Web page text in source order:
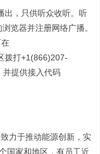
出，只供听众收听。听
览器并注册网络广播。
拨打+1(866)207-
提供接入代码
力于推动能源创新，实
国家和地区，有员工近